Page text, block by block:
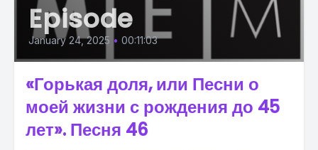
Episode
January 24, 2025 • 00:11:03
«Горькая доля, или Песни о
моей жизни с рождения до 45
лет». Песня 46